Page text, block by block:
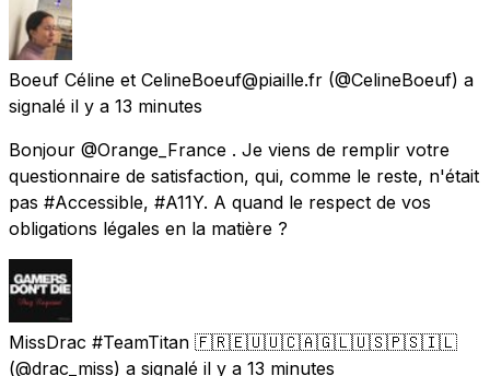
Boeuf Céline et CelineBoeuf@piaille.fr (@CelineBoeuf) a
signalé il y a 13 minutes
Bonjour @Orange_France . Je viens de remplir votre
questionnaire de satisfaction, qui, comme le reste, n'était
pas #Accessible, #A11Y. A quand le respect de vos
obligations légales en la matière ?
MissDrac #TeamTitan 🇫🇷🇪🇺🇺🇨🇦🇬🇱🇺🇸🇵🇸🇮🇱
(@drac_miss) a signalé il y a 13 minutes